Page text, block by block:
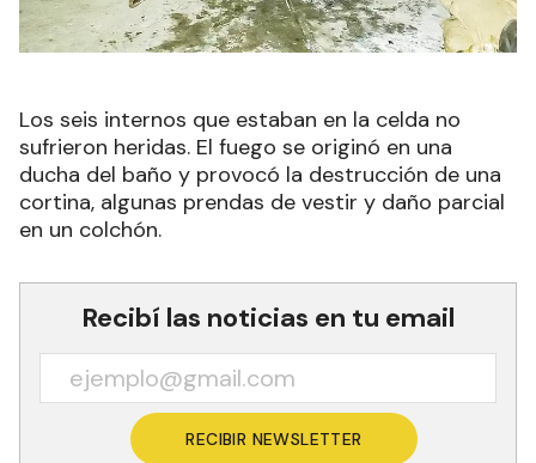
Los seis internos que estaban en la celda no
sufrieron heridas. El fuego se originó en una
ducha del baño y provocó la destrucción de una
cortina, algunas prendas de vestir y daño parcial
en un colchón.
Recibí las noticias en tu email
RECIBIR NEWSLETTER